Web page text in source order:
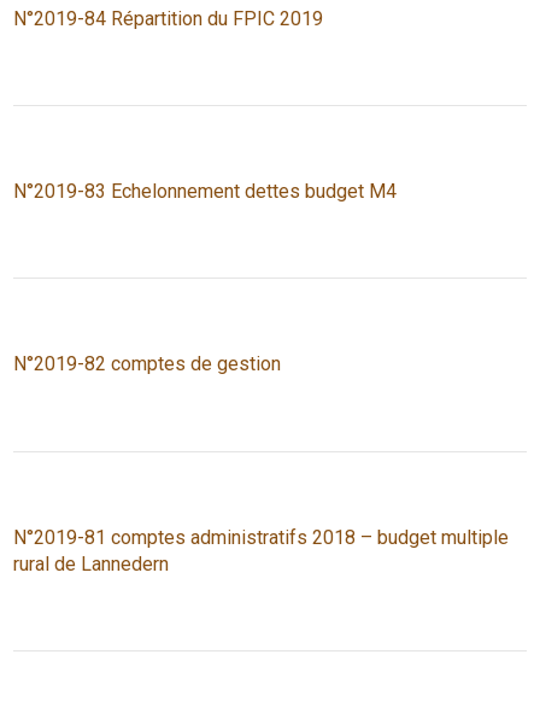
N°2019-84 Répartition du FPIC 2019
N°2019-83 Echelonnement dettes budget M4
N°2019-82 comptes de gestion
N°2019-81 comptes administratifs 2018 – budget multiple
rural de Lannedern